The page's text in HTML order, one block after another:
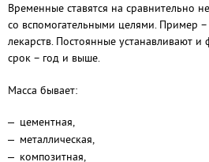
Временные ставятся на сравнительно
со вспомогательными целями. Пример
лекарств. Постоянные устанавливают
срок – год и выше.
Масса бывает:
цементная,
металлическая,
композитная,